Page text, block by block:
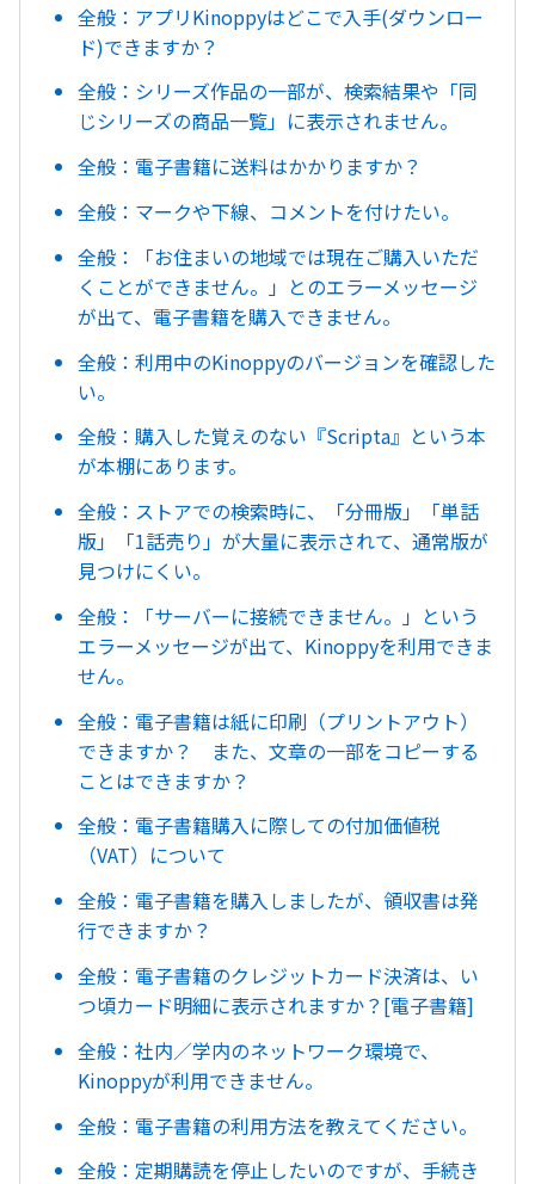
全般：アプリKinoppyはどこで入手(ダウンロー
ド)できますか？
全般：シリーズ作品の一部が、検索結果や「同
じシリーズの商品一覧」に表示されません。
全般：電子書籍に送料はかかりますか？
全般：マークや下線、コメントを付けたい。
全般：「お住まいの地域では現在ご購入いただ
くことができません。」とのエラーメッセージ
が出て、電子書籍を購入できません。
全般：利用中のKinoppyのバージョンを確認した
い。
全般：購入した覚えのない『Scripta』という本
が本棚にあります。
全般：ストアでの検索時に、「分冊版」「単話
版」「1話売り」が大量に表示されて、通常版が
見つけにくい。
全般：「サーバーに接続できません。」という
エラーメッセージが出て、Kinoppyを利用できま
せん。
全般：電子書籍は紙に印刷（プリントアウト）
できますか？ また、文章の一部をコピーする
ことはできますか？
全般：電子書籍購入に際しての付加価値税
（VAT）について
全般：電子書籍を購入しましたが、領収書は発
行できますか？
全般：電子書籍のクレジットカード決済は、い
つ頃カード明細に表示されますか？[電子書籍]
全般：社内／学内のネットワーク環境で、
Kinoppyが利用できません。
全般：電子書籍の利用方法を教えてください。
全般：定期購読を停止したいのですが、手続き